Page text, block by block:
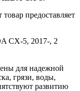
товар предоставляет
CX-5, 2017-, 2
для надежной
грязи, воды,
развитию